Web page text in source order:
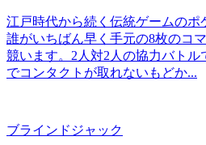
江戸時代から続く伝統ゲームのポ
誰がいちばん早く手元の8枚のコ
競います。2人対2人の協力バト
でコンタクトが取れないもどか...
ブラインドジャック